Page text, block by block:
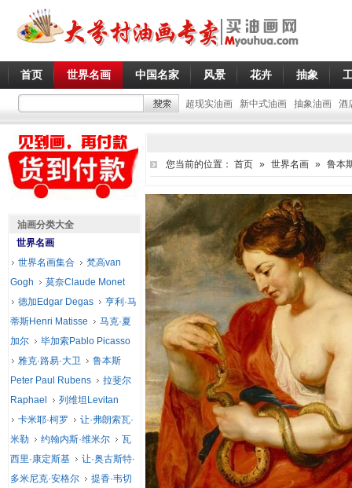
首页 世界名画 中国名家 风景 花卉 抽象
超现实油画 新中式油画 抽象油画 酒
您当前的位置： 首页 » 世界名画 » 鲁本
油画分类大全
世界名画
世界名画集合
梵高van
Gogh
莫奈Claude Monet
德加Edgar Degas
亨利·马
蒂斯Henri Matisse
马克·夏
加尔
毕加索Pablo Picasso
雅克·路易·大卫
鲁本斯
Peter Paul Rubens
拉斐尔
Raphael
列维坦Levitan
卡米耶·柯罗
让·弗朗索瓦·
米勒
约翰内斯·维米尔
瓦
西里·康定斯基
让·奥古斯特·
多米尼克·安格尔
提香·韦切